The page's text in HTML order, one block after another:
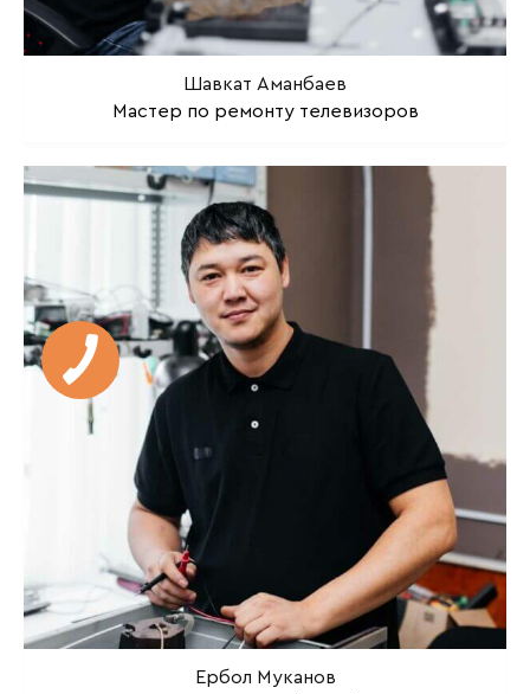
Шавкат Аманбаев
Мастер по ремонту телевизоров
Ербол Муканов